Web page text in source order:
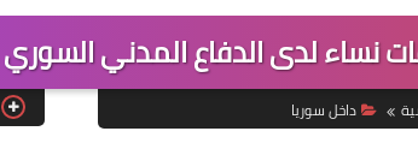
لدى الدفاع المدني السوري
داخل سوريا